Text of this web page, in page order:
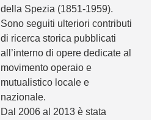
della Spezia (1851-1959).
Sono seguiti ulteriori contributi
di ricerca storica pubblicati
all’interno di opere dedicate al
movimento operaio e
mutualistico locale e
nazionale.
Dal 2006 al 2013 è stata